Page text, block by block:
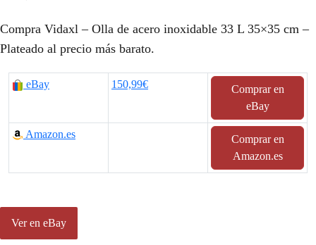
Compra Vidaxl – Olla de acero inoxidable 33 L 35×35 cm –
Plateado al precio más barato.
eBay 150,99€
Comprar en
eBay
Amazon.es
Comprar en
Amazon.es
Ver en eBay